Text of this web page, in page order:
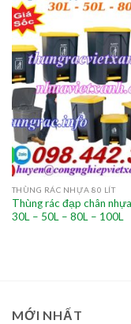
THÙNG RÁC NHỰA 80 LÍT
Thùng rác đạp chân
30L – 50L – 80L – 100L
MỚI NHẤT